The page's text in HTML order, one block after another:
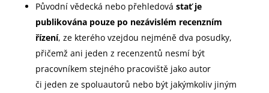
Původní vědecká nebo přehledová stať je
publikována pouze po nezávislém recenzním
řízení, ze kterého vzejdou nejméně dva posudky,
přičemž ani jeden z recenzentů nesmí být
pracovníkem stejného pracoviště jako autor
či jeden ze spoluautorů nebo být jakýmkoliv jiným